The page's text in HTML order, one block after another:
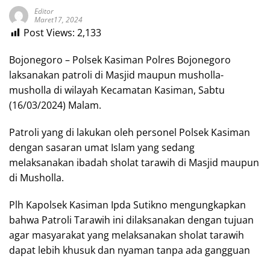
Editor
Maret17, 2024
Post Views: 2,133
Bojonegoro – Polsek Kasiman Polres Bojonegoro
laksanakan patroli di Masjid maupun musholla-
musholla di wilayah Kecamatan Kasiman, Sabtu
(16/03/2024) Malam.
Patroli yang di lakukan oleh personel Polsek Kasiman
dengan sasaran umat Islam yang sedang
melaksanakan ibadah sholat tarawih di Masjid maupun
di Musholla.
Plh Kapolsek Kasiman Ipda Sutikno mengungkapkan
bahwa Patroli Tarawih ini dilaksanakan dengan tujuan
agar masyarakat yang melaksanakan sholat tarawih
dapat lebih khusuk dan nyaman tanpa ada gangguan